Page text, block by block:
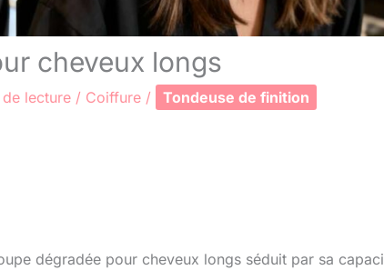
cheveux longs
lecture / Coiffure /
Tondeuse de finition
dégradée pour cheveux longs séduit par sa